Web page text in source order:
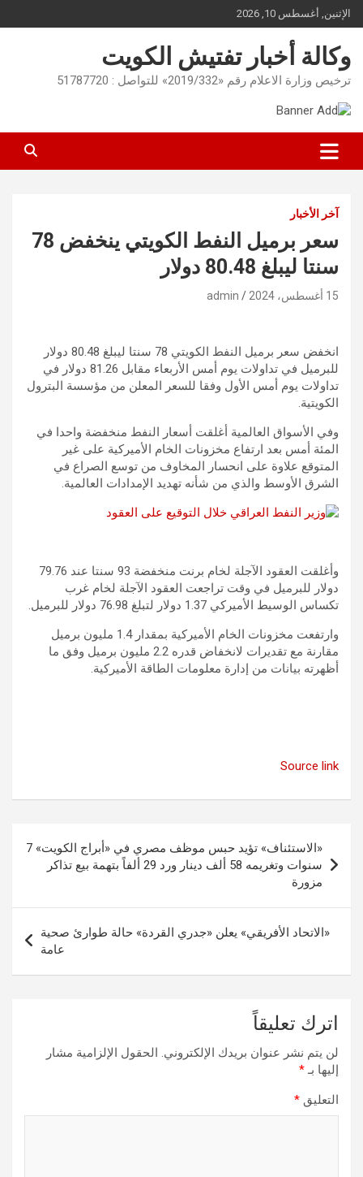
Skip
to
content
الإثنين, أغسطس 10, 2026
وكالة أخبار تفتيش الكويت
ترخيص وزارة الاعلام رقم «2019/332» للتواصل : 51787720
آخر الأخبار
سعر برميل النفط الكويتي ينخفض 78
سنتا ليبلغ 80.48 دولار
15 أغسطس، 2024 admin
انخفض سعر برميل النفط الكويتي 78 سنتا ليبلغ 80.48 دولار
للبرميل في تداولات يوم أمس الأربعاء مقابل 81.26 دولار في
تداولات يوم أمس الأول وفقا للسعر المعلن من مؤسسة البترول
الكويتية.
وفي الأسواق العالمية أغلقت أسعار النفط منخفضة واحدا في
المئة أمس بعد ارتفاع مخزونات الخام الأميركية على غير
المتوقع علاوة على انحسار المخاوف من توسع الصراع في
الشرق الأوسط والذي من شأنه تهديد الإمدادات العالمية.
وأغلقت العقود الآجلة لخام برنت منخفضة 93 سنتا عند 79.76
دولار للبرميل في وقت تراجعت العقود الآجلة لخام غرب
تكساس الوسيط الأميركي 1.37 دولار لتبلغ 76.98 دولار للبرميل.
وارتفعت مخزونات الخام الأميركية بمقدار 1.4 مليون برميل
مقارنة مع تقديرات لانخفاض قدره 2.2 مليون برميل وفق ما
أظهرته بيانات من إدارة معلومات الطاقة الأميركية.
Source link
المقالات
«الاستئناف» تؤيد حبس موظف مصري في «أبراج الكويت» 7
سنوات وتغريمه 58 ألف دينار ورد 29 ألفاً بتهمة بيع تذاكر
مزورة
«الاتحاد الأفريقي» يعلن «جدري القردة» حالة طوارئ صحية
عامة
اترك تعليقاً
لن يتم نشر عنوان بريدك الإلكتروني. الحقول الإلزامية مشار
إليها بـ*
التعليق *